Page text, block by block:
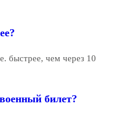
быстрее, чем через 10
билет?